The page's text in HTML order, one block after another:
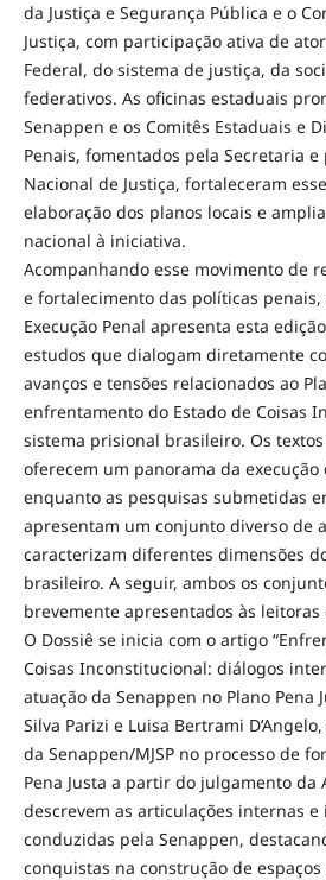
da Justiça e Segurança Pública e o
Justiça, com participação ativa de
Federal, do sistema de justiça, da
federativos. As oficinas estaduais
Senappen e os Comitês Estaduais e
Penais, fomentados pela Secretaria e
Nacional de Justiça, fortaleceram
elaboração dos planos locais e
nacional à iniciativa.
Acompanhando esse movimento de
e fortalecimento das políticas penais,
Execução Penal apresenta esta
estudos que dialogam diretamente
avanços e tensões relacionados ao
enfrentamento do Estado de Coisas
sistema prisional brasileiro. Os textos
oferecem um panorama da execução
enquanto as pesquisas submetidas
apresentam um conjunto diverso de
caracterizam diferentes dimensões
brasileiro. A seguir, ambos os
brevemente apresentados às leitoras
O Dossiê se inicia com o artigo
Coisas Inconstitucional: diálogos
atuação da Senappen no Plano Pena
Silva Parizi e Luisa Bertrami
da Senappen/MJSP no processo de
Pena Justa a partir do julgamento da
descrevem as articulações internas
conduzidas pela Senappen,
conquistas na construção de